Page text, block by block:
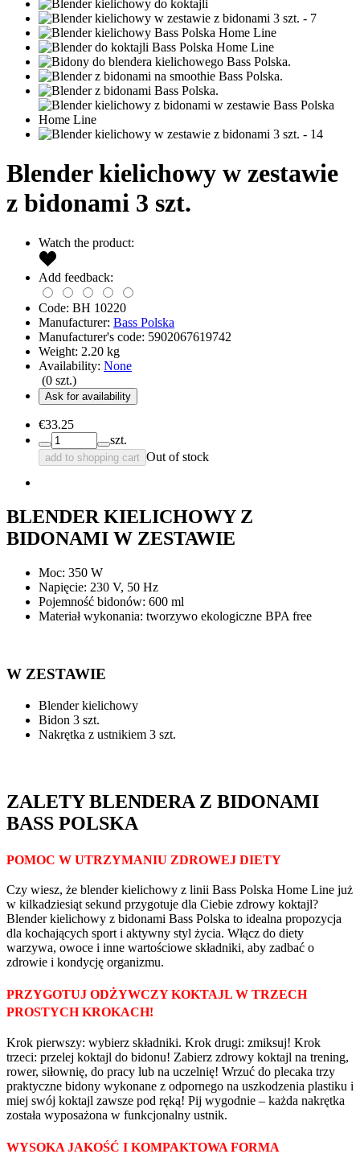
Blender kielichowy w zestawie
z bidonami 3 szt.
Watch the product:
Add feedback:
Code: BH 10220
Manufacturer: Bass Polska
Manufacturer's code: 5902067619742
Weight: 2.20 kg
Availability: None
(0 szt.)
Ask for availability
€33.25
szt.
add to shopping cart Out of stock
BLENDER KIELICHOWY Z
BIDONAMI W ZESTAWIE
Moc: 350 W
Napięcie: 230 V, 50 Hz
Pojemność bidonów: 600 ml
Materiał wykonania: tworzywo ekologiczne BPA free
W ZESTAWIE
Blender kielichowy
Bidon 3 szt.
Nakrętka z ustnikiem 3 szt.
ZALETY BLENDERA Z BIDONAMI
BASS POLSKA
POMOC W UTRZYMANIU ZDROWEJ DIETY
Czy wiesz, że blender kielichowy z linii Bass Polska Home Line już
w kilkadziesiąt sekund przygotuje dla Ciebie zdrowy koktajl?
Blender kielichowy z bidonami Bass Polska to idealna propozycja
dla kochających sport i aktywny styl życia. Włącz do diety
warzywa, owoce i inne wartościowe składniki, aby zadbać o
zdrowie i kondycję organizmu.
PRZYGOTUJ ODŻYWCZY KOKTAJL W TRZECH
PROSTYCH KROKACH!
Krok pierwszy: wybierz składniki. Krok drugi: zmiksuj! Krok
trzeci: przelej koktajl do bidonu! Zabierz zdrowy koktajl na trening,
rower, siłownię, do pracy lub na uczelnię! Wrzuć do plecaka trzy
praktyczne bidony wykonane z odpornego na uszkodzenia plastiku i
miej swój koktajl zawsze pod ręką! Pij wygodnie – każda nakrętka
została wyposażona w funkcjonalny ustnik.
WYSOKA JAKOŚĆ I KOMPAKTOWA FORMA